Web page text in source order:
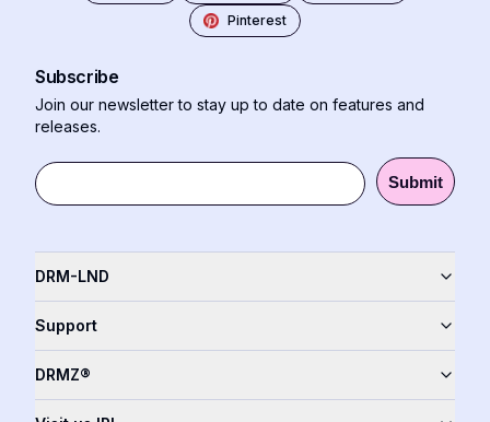
Pinterest
DRM-LND
Support
DRMZ®
Subscribe
Join our newsletter to stay up to date on features and
releases.
Submit